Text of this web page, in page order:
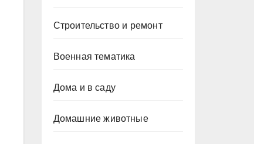
Строительство и ремонт
Военная тематика
Дома и в саду
Домашние животные